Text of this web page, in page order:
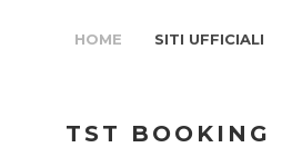
HOME SITI UFFICIALI
TST BOOKING